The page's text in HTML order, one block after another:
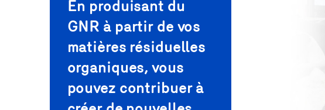
En produisant du
GNR à partir de vos
matières résiduelles
organiques, vous
pouvez contribuer à